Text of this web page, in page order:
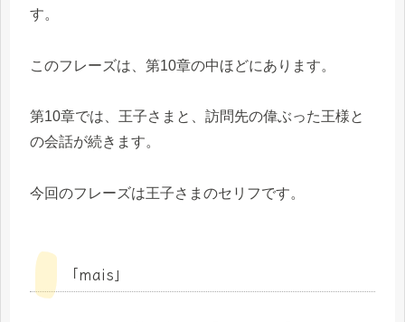
す。
このフレーズは、第10章の中ほどにあります。
第10章では、王子さまと、訪問先の偉ぶった王様と
の会話が続きます。
今回のフレーズは王子さまのセリフです。
「mais」